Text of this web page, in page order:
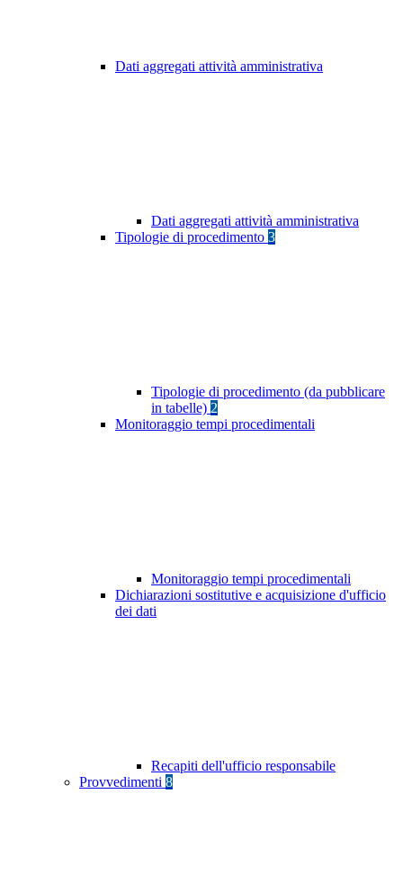
Dati aggregati attività amministrativa
Dati aggregati attività amministrativa
Tipologie di procedimento 3
Tipologie di procedimento (da pubblicare
in tabelle) 2
Monitoraggio tempi procedimentali
Monitoraggio tempi procedimentali
Dichiarazioni sostitutive e acquisizione d'ufficio
dei dati
Recapiti dell'ufficio responsabile
Provvedimenti 8